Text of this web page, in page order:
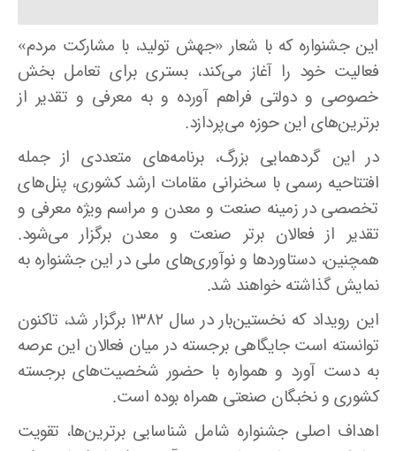
این جشنواره که با شعار «جهش تولید، با مشارکت مردم»
فعالیت خود را آغاز می‌کند، بستری برای تعامل بخش
خصوصی و دولتی فراهم آورده و به معرفی و تقدیر از
برترین‌های این حوزه می‌پردازد.
در این گردهمایی بزرگ، برنامه‌های متعددی از جمله
افتتاحیه رسمی با سخنرانی مقامات ارشد کشوری، پنل‌های
تخصصی در زمینه صنعت و معدن و مراسم ویژه معرفی و
تقدیر از فعالان برتر صنعت و معدن برگزار می‌شود.
همچنین، دستاوردها و نوآوری‌های ملی در این جشنواره به
نمایش گذاشته خواهند شد.
این رویداد که نخستین‌بار در سال ۱۳۸۲ برگزار شد، تاکنون
توانسته است جایگاهی برجسته در میان فعالان این عرصه
به دست آورد و همواره با حضور شخصیت‌های برجسته
کشوری و نخبگان صنعتی همراه بوده است.
اهداف اصلی جشنواره شامل شناسایی برترین‌ها، تقویت